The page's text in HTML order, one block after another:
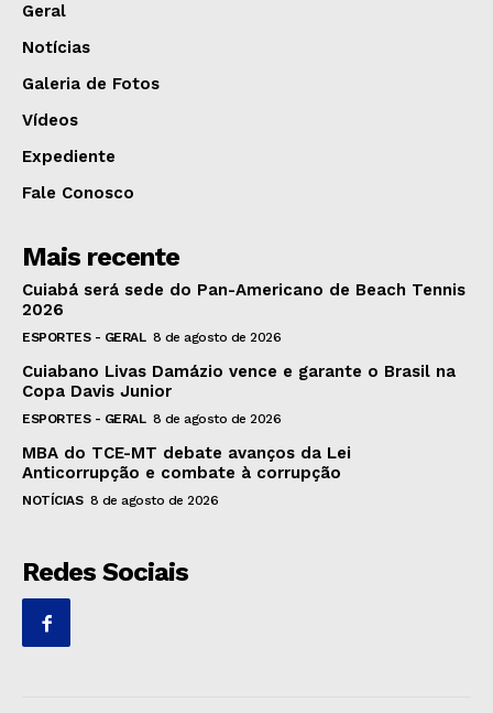
Geral
Notícias
Galeria de Fotos
Vídeos
Expediente
Fale Conosco
Mais recente
Cuiabá será sede do Pan-Americano de Beach Tennis
2026
ESPORTES - GERAL 8 de agosto de 2026
Cuiabano Livas Damázio vence e garante o Brasil na
Copa Davis Junior
ESPORTES - GERAL 8 de agosto de 2026
MBA do TCE-MT debate avanços da Lei
Anticorrupção e combate à corrupção
NOTÍCIAS 8 de agosto de 2026
Redes Sociais